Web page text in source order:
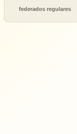
federados regulares